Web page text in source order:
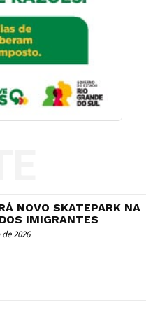
NOVO SKATEPARK NA
IMIGRANTES
2026